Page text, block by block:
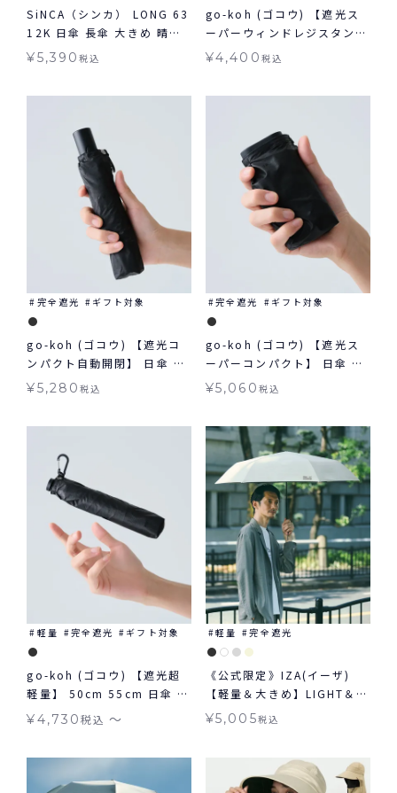
SiNCA（シンカ） LONG 63
12K 日傘 長傘 大きめ 晴雨
兼用
¥5,390税込
go-koh (ゴコウ) 【遮光ス
ーパーウィンドレジスタン
ス】 日傘 折りたたみ 耐風
¥4,400 税込
完全遮光 ギフト対象
go-koh (ゴコウ) 【遮光コ
ンパクト自動開閉】 日傘 折
りたたみ 晴雨兼用 ギフト対
¥5,280税込
完全遮光 ギフト対象
go-koh (ゴコウ) 【遮光ス
ーパーコンパクト】 日傘 折
りたたみ 晴雨兼用 ギフト対
¥5,060 税込
軽量 完全遮光 ギフト対象
go-koh (ゴコウ) 【遮光超
軽量】 50cm 55cm 日傘 折
りたたみ 晴雨兼用 ギフト対
¥4,730税込 〜
軽量 完全遮光
《公式限定》IZA(イーザ)
【軽量＆大きめ】LIGHT＆
LARGE ライト&ラージ 日傘
¥5,005税込